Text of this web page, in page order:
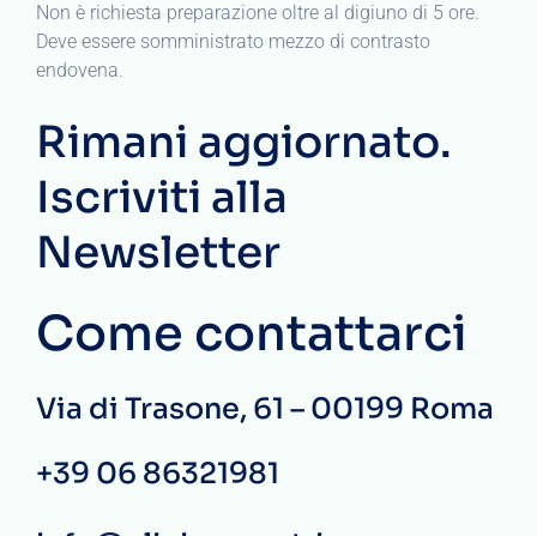
Non è richiesta preparazione oltre al digiuno di 5 ore.
Deve essere somministrato mezzo di contrasto
endovena.
Rimani aggiornato.
Iscriviti alla
Newsletter
Come contattarci
Via di Trasone, 61 – 00199 Roma
+39 06 86321981